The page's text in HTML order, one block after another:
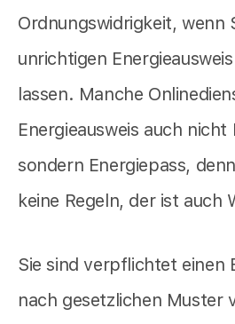
Ordnungswidrigkeit, wenn
unrichtigen
lassen. Manche
Energieausweis auch nicht
sondern Energiepass,
keine Regeln, der ist auch
Sie sind verpflichtet einen
nach gesetzlichen Muster